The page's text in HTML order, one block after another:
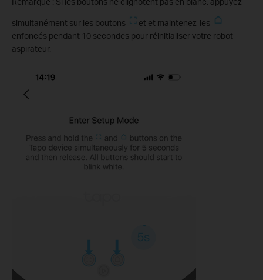
simultanément sur les boutons
et et maintenez-les
enfoncés pendant 10 secondes pour réinitialiser votre robot
aspirateur.